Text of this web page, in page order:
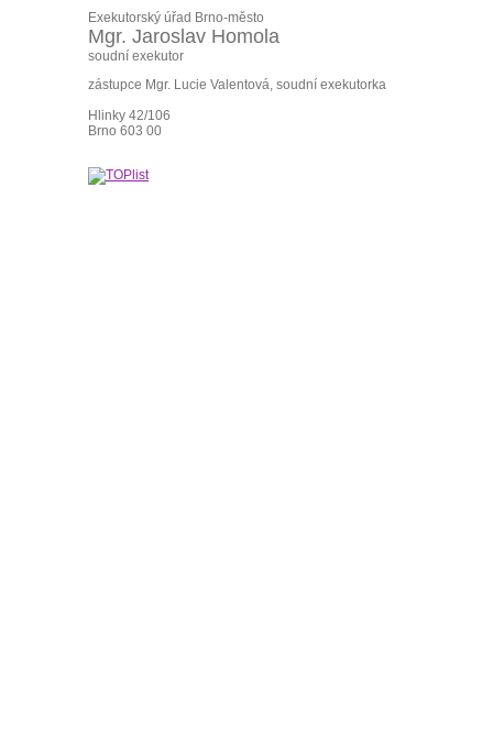
Exekutorský úřad Brno-město
Mgr. Jaroslav Homola
soudní exekutor
zástupce Mgr. Lucie Valentová, soudní exekutorka
Hlinky 42/106
Brno 603 00